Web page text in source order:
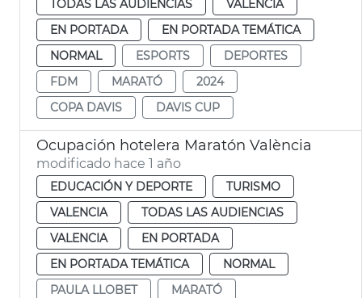
TODAS LAS AUDIENCIAS
VALENCIA
EN PORTADA
EN PORTADA TEMÁTICA
NORMAL
ESPORTS
DEPORTES
FDM
MARATÓ
2024
COPA DAVIS
DAVIS CUP
Ocupación hotelera Maratón València
modificado hace 1 año
EDUCACIÓN Y DEPORTE
TURISMO
VALENCIA
TODAS LAS AUDIENCIAS
VALENCIA
EN PORTADA
EN PORTADA TEMÁTICA
NORMAL
PAULA LLOBET
MARATÓ